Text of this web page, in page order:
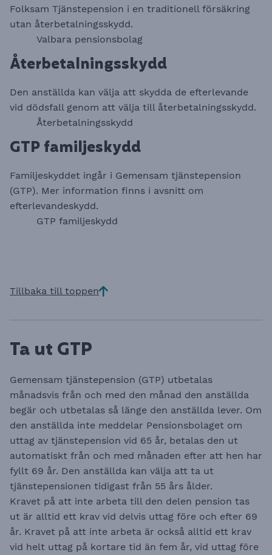
Folksam Tjänstepension i en traditionell försäkring
utan återbetalningsskydd.
Valbara pensionsbolag
Återbetalningsskydd
Den anställda kan välja att skydda de efterlevande
vid dödsfall genom att välja till återbetalningsskydd.
Återbetalningsskydd
GTP familjeskydd
Familjeskyddet ingår i Gemensam tjänstepension
(GTP). Mer information finns i avsnitt om
efterlevandeskydd.
GTP familjeskydd
Tillbaka till toppen
Ta ut GTP
Gemensam tjänstepension (GTP) utbetalas
månadsvis från och med den månad den anställda
begär och utbetalas så länge den anställda lever. Om
den anställda inte meddelar Pensionsbolaget om
uttag av tjänstepension vid 65 år, betalas den ut
automatiskt från och med månaden efter att hen har
fyllt 69 år. Den anställda kan välja att ta ut
tjänstepensionen tidigast från 55 års ålder.
Kravet på att inte arbeta till den delen pension tas
ut är alltid ett krav vid delvis uttag före och efter 69
år. Kravet på att inte arbeta är också alltid ett krav
vid helt uttag på kortare tid än fem år, vid uttag före